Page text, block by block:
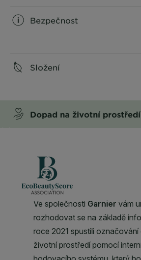
Bezpečnost
Složení
Dopad na životní prostředí